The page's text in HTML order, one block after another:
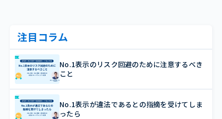
注目コラム
No.1表示のリスク回避のために注意するべき
こと
No.1表示が違法であるとの指摘を受けてしま
ったら